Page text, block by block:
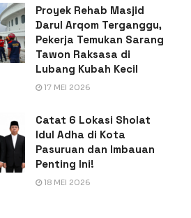
Proyek Rehab Masjid
Darul Arqom Terganggu,
Pekerja Temukan Sarang
Tawon Raksasa di
Lubang Kubah Kecil
17 MEI 2026
Catat 6 Lokasi Sholat
Idul Adha di Kota
Pasuruan dan Imbauan
Penting Ini!
18 MEI 2026